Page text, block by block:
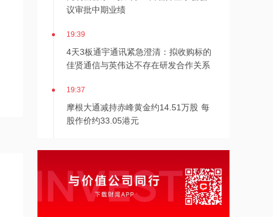
议审批中期业绩
19:39
4天3板通宇通讯紧急澄清：拟收购标的
佳贤通信与英伟达不存在研发合作关系
19:37
摩根大通减持赤峰黄金约14.51万股 每
股作价约33.05港元
接触，也未与其开展任何形式的业务合
作